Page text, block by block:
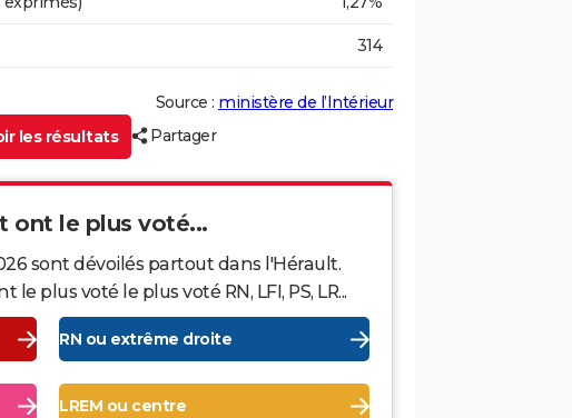
314
Source : ministère de l’Intérieur
les résultats
Partager
ont le plus voté...
sont dévoilés partout dans l'Hérault.
plus voté le plus voté RN, LFI, PS, LR...
RN ou extrême droite
LREM ou centre